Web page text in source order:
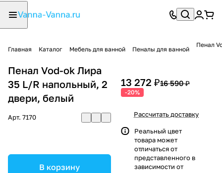
Главная Каталог Мебель для ванной Пеналы для ванной
Пенал
Пенал Vod-ok Лира
35 L/R напольный, 2
двери, белый
Арт. 7170
В корзину
13 272 ₽16 590 ₽
-20%
Рассчитать доставку
Реальный цвет
товара может
отличаться от
представленного в
зависимости от